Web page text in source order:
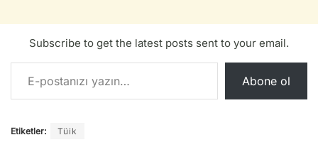
Subscribe to get the latest posts sent to your email.
E-postanızı yazın…
Abone ol
Etiketler: Tüik